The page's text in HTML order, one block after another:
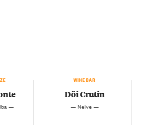
—
WINEBAR
Döi Crutin
— Neive —